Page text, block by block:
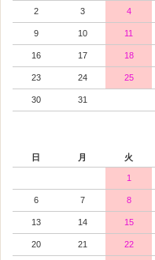
2 3 4
9 10 11
16 17 18
23 24 25
30 31
日 月 火
1
6 7 8
13 14 15
20 21 22